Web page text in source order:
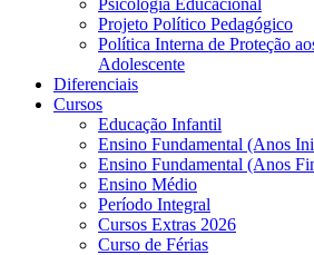
Projeto Político Pedagógico
Política Interna de Proteção
Adolescente
Diferenciais
Cursos
Educação Infantil
Ensino Fundamental (Anos
Ensino Fundamental (Anos
Ensino Médio
Período Integral
Cursos Extras 2026
Curso de Férias